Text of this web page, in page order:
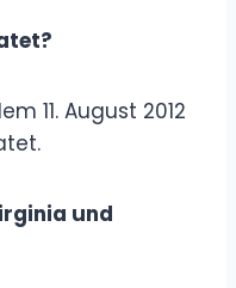
11. August 2012
und